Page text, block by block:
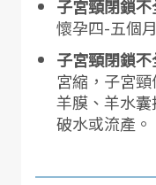
子宮頸閉鎖不
懷孕四-五個
子宮頸閉鎖不
宮縮，子宮
羊膜、羊水囊
破水或流產。